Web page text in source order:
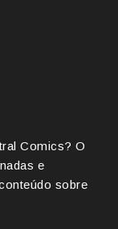
Comics? O
e
sobre